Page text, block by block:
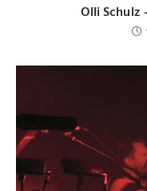
Olli Schulz